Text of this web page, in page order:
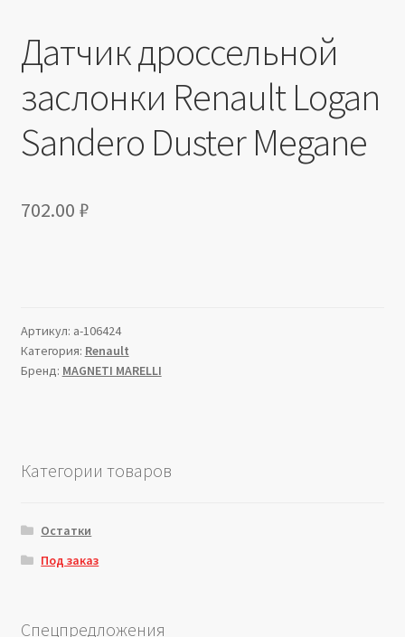
Датчик дроссельной
заслонки Renault Logan
Sandero Duster Megane
702.00 ₽
Артикул: a-106424
Категория: Renault
Бренд: MAGNETI MARELLI
Категории товаров
Остатки
Под заказ
Спецпредложения